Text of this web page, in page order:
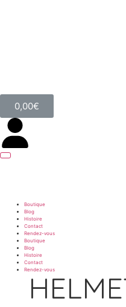
0,00€
Boutique
Blog
Histoire
Contact
Rendez-vous
Boutique
Blog
Histoire
Contact
Rendez-vous